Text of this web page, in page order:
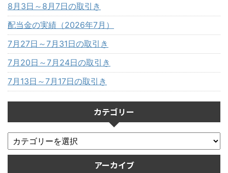
8月3日～8月7日の取引き
配当金の実績（2026年7月）
7月27日～7月31日の取引き
7月20日～7月24日の取引き
7月13日～7月17日の取引き
カテゴリー
アーカイブ